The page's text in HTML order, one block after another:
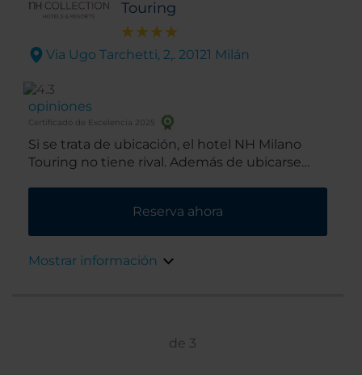
Touring
Via Ugo Tarchetti, 2,. 20121 Milán
opiniones
Certificado de Excelencia 2025
Si se trata de ubicación, el hotel NH Milano
Touring no tiene rival. Además de ubicarse
principal estación de tren de Milán y a 15
minutos del casco antiguo. Además, justo a la
resulta muy fácil llegar al distrito financiero.
Reserva ahora
Mostrar información
de 3